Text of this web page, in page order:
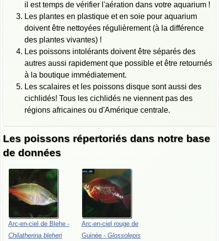
il est temps de vérifier l'aération dans votre aquarium !
Les plantes en plastique et en soie pour aquarium
doivent être nettoyées régulièrement (à la différence
des plantes vivantes) !
Les poissons intolérants doivent être séparés des
autres aussi rapidement que possible et être retournés
à la boutique immédiatement.
Les scalaires et les poissons disque sont aussi des
cichlidés! Tous les cichlidés ne viennent pas des
régions africaines ou d'Amérique centrale.
Les poissons répertoriés dans notre base
de données
Arc-en-ciel de Blehe -
Chilatherina bleheri
Arc-en-ciel rouge de
Guinée - Glossolepis